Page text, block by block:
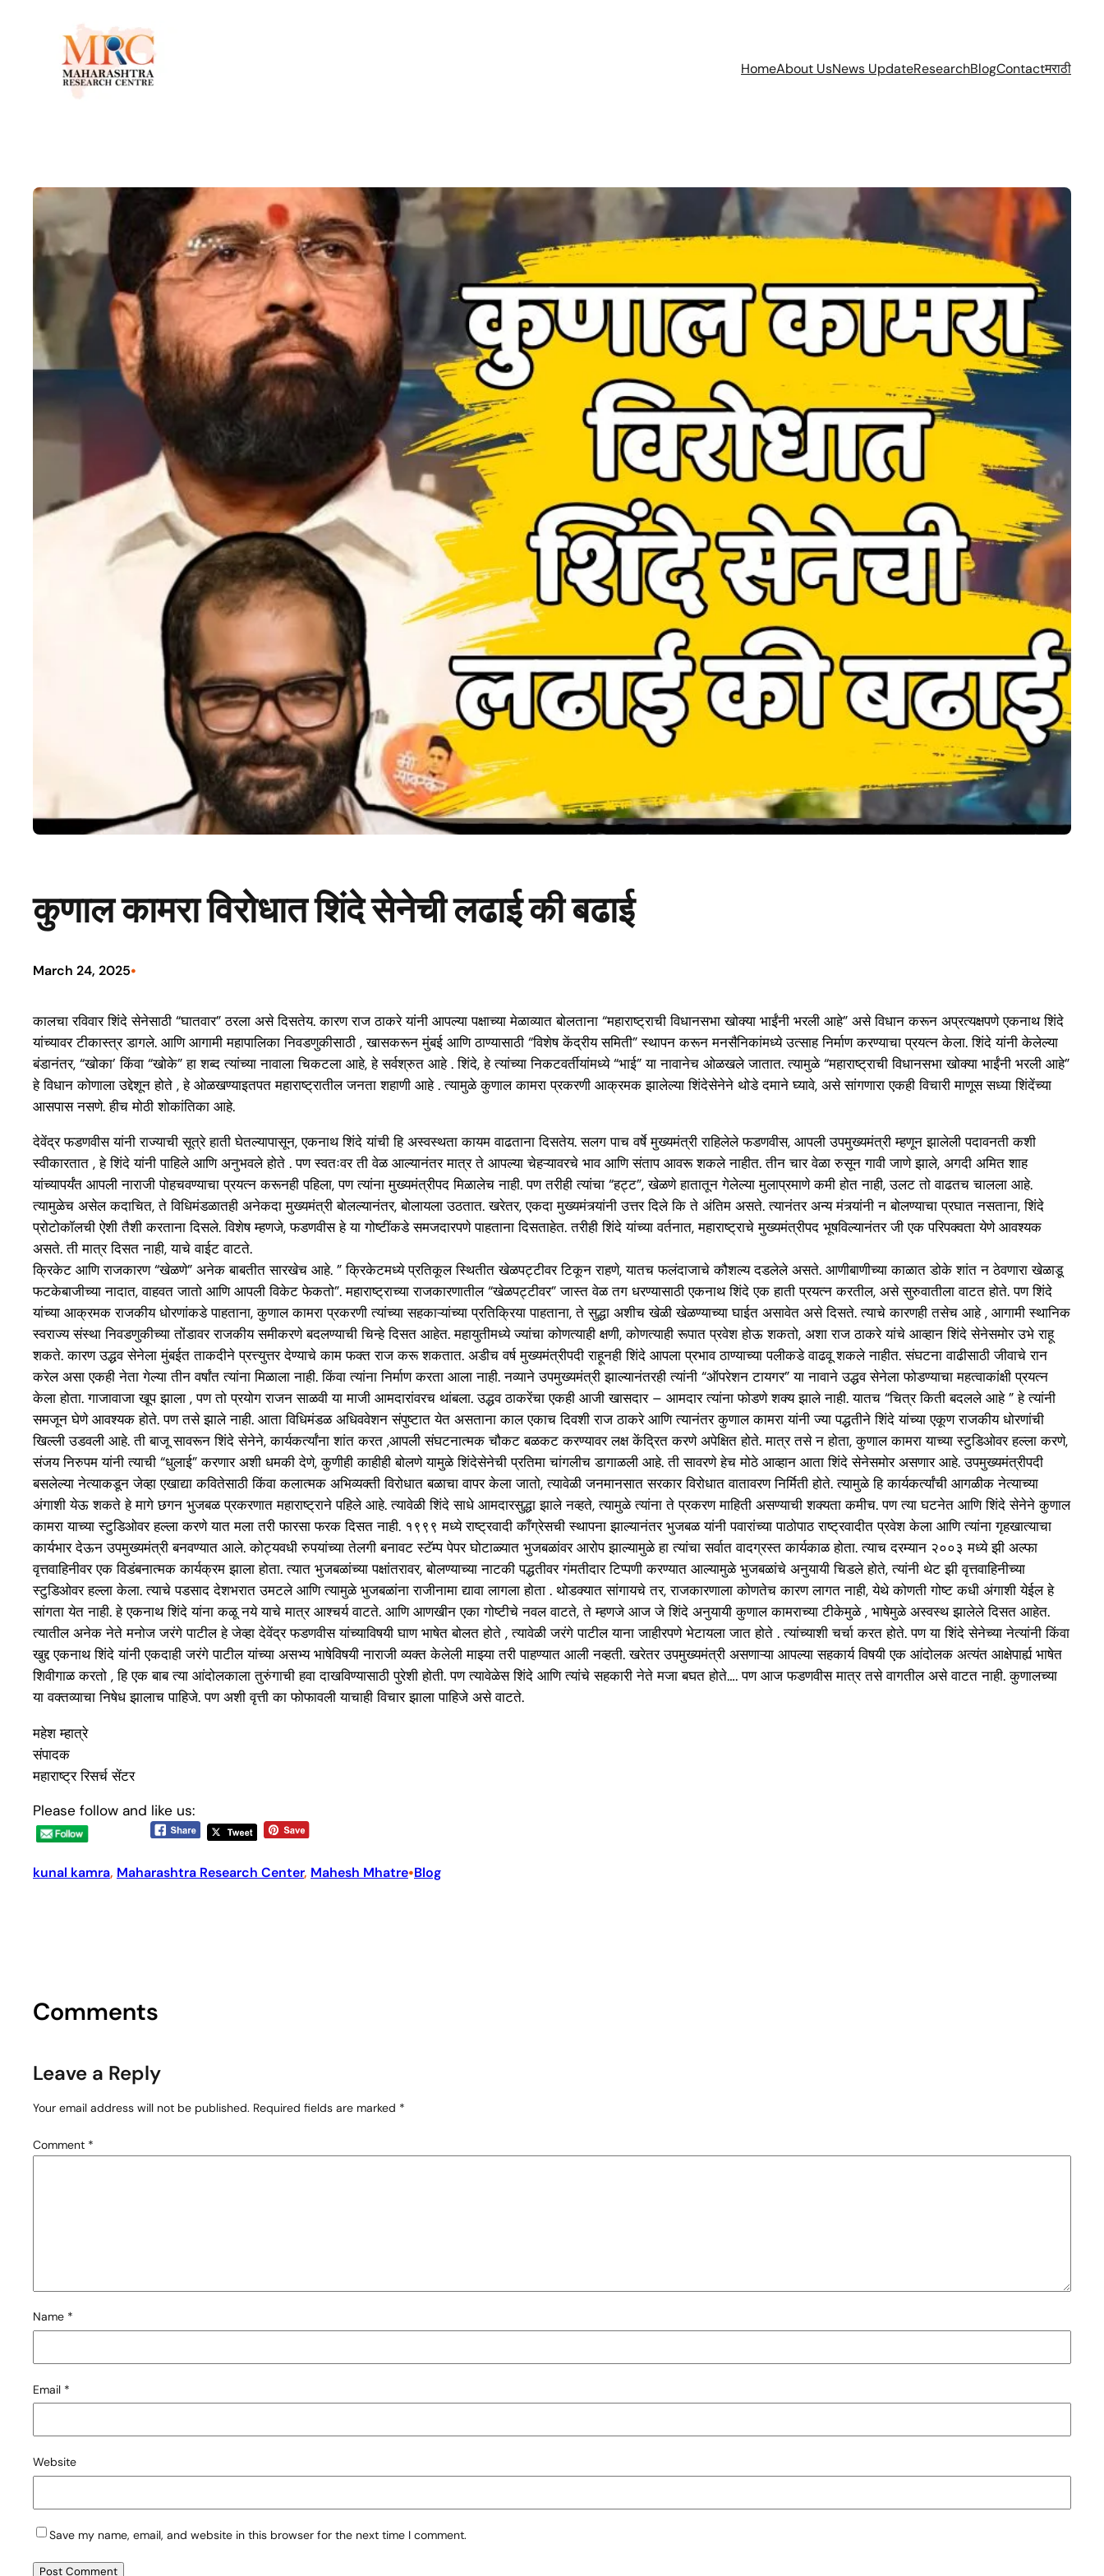
HomeAbout UsNews UpdateResearchBlogContactमराठी
कुणाल कामरा विरोधात शिंदे सेनेची लढाई की बढाई
March 24, 2025•
कालचा रविवार शिंदे सेनेसाठी “घातवार” ठरला असे दिसतेय. कारण राज ठाकरे यांनी आपल्या पक्षाच्या मेळाव्यात बोलताना “महाराष्ट्राची विधानसभा खोक्या भाईंनी भरली आहे” असे विधान करून अप्रत्यक्षपणे एकनाथ शिंदे
यांच्यावर टीकास्त्र डागले. आणि आगामी महापालिका निवडणुकीसाठी , खासकरून मुंबई आणि ठाण्यासाठी “विशेष केंद्रीय समिती” स्थापन करून मनसैनिकांमध्ये उत्साह निर्माण करण्याचा प्रयत्न केला. शिंदे यांनी केलेल्या
बंडानंतर, “खोका’ किंवा “खोके” हा शब्द त्यांच्या नावाला चिकटला आहे, हे सर्वश्रुत आहे . शिंदे, हे त्यांच्या निकटवर्तीयांमध्ये “भाई” या नावानेच ओळखले जातात. त्यामुळे “महाराष्ट्राची विधानसभा खोक्या भाईंनी भरली आहे”
हे विधान कोणाला उद्देशून होते , हे ओळखण्याइतपत महाराष्ट्रातील जनता शहाणी आहे . त्यामुळे कुणाल कामरा प्रकरणी आक्रमक झालेल्या शिंदेसेनेने थोडे दमाने घ्यावे, असे सांगणारा एकही विचारी माणूस सध्या शिंदेंच्या
आसपास नसणे. हीच मोठी शोकांतिका आहे.
देवेंद्र फडणवीस यांनी राज्याची सूत्रे हाती घेतल्यापासून, एकनाथ शिंदे यांची हि अस्वस्थता कायम वाढताना दिसतेय. सलग पाच वर्षे मुख्यमंत्री राहिलेले फडणवीस, आपली उपमुख्यमंत्री म्हणून झालेली पदावनती कशी
स्वीकारतात , हे शिंदे यांनी पाहिले आणि अनुभवले होते . पण स्वतःवर ती वेळ आल्यानंतर मात्र ते आपल्या चेहऱ्यावरचे भाव आणि संताप आवरू शकले नाहीत. तीन चार वेळा रुसून गावी जाणे झाले, अगदी अमित शाह
यांच्यापर्यंत आपली नाराजी पोहचवण्याचा प्रयत्न करूनही पहिला, पण त्यांना मुख्यमंत्रीपद मिळालेच नाही. पण तरीही त्यांचा “हट्ट”, खेळणे हातातून गेलेल्या मुलाप्रमाणे कमी होत नाही, उलट तो वाढतच चालला आहे.
त्यामुळेच असेल कदाचित, ते विधिमंडळातही अनेकदा मुख्यमंत्री बोलल्यानंतर, बोलायला उठतात. खरेतर, एकदा मुख्यमंत्र्यांनी उत्तर दिले कि ते अंतिम असते. त्यानंतर अन्य मंत्र्यांनी न बोलण्याचा प्रघात नसताना, शिंदे
प्रोटोकॉलची ऐशी तैशी करताना दिसले. विशेष म्हणजे, फडणवीस हे या गोष्टींकडे समजदारपणे पाहताना दिसताहेत. तरीही शिंदे यांच्या वर्तनात, महाराष्ट्राचे मुख्यमंत्रीपद भूषविल्यानंतर जी एक परिपक्वता येणे आवश्यक
असते. ती मात्र दिसत नाही, याचे वाईट वाटते.
क्रिकेट आणि राजकारण “खेळणे” अनेक बाबतीत सारखेच आहे. ” क्रिकेटमध्ये प्रतिकूल स्थितीत खेळपट्टीवर टिकून राहणे, यातच फलंदाजाचे कौशल्य दडलेले असते. आणीबाणीच्या काळात डोके शांत न ठेवणारा खेळाडू
फटकेबाजीच्या नादात, वाहवत जातो आणि आपली विकेट फेकतो”. महाराष्ट्राच्या राजकारणातील “खेळपट्टीवर” जास्त वेळ तग धरण्यासाठी एकनाथ शिंदे एक हाती प्रयत्न करतील, असे सुरुवातीला वाटत होते. पण शिंदे
यांच्या आक्रमक राजकीय धोरणांकडे पाहताना, कुणाल कामरा प्रकरणी त्यांच्या सहकाऱ्यांच्या प्रतिक्रिया पाहताना, ते सुद्धा अशीच खेळी खेळण्याच्या घाईत असावेत असे दिसते. त्याचे कारणही तसेच आहे , आगामी स्थानिक
स्वराज्य संस्था निवडणुकीच्या तोंडावर राजकीय समीकरणे बदलण्याची चिन्हे दिसत आहेत. महायुतीमध्ये ज्यांचा कोणत्याही क्षणी, कोणत्याही रूपात प्रवेश होऊ शकतो, अशा राज ठाकरे यांचे आव्हान शिंदे सेनेसमोर उभे राहू
शकते. कारण उद्धव सेनेला मुंबईत ताकदीने प्रत्त्युत्तर देण्याचे काम फक्त राज करू शकतात. अडीच वर्ष मुख्यमंत्रीपदी राहूनही शिंदे आपला प्रभाव ठाण्याच्या पलीकडे वाढवू शकले नाहीत. संघटना वाढीसाठी जीवाचे रान
करेल असा एकही नेता गेल्या तीन वर्षांत त्यांना मिळाला नाही. किंवा त्यांना निर्माण करता आला नाही. नव्याने उपमुख्यमंत्री झाल्यानंतरही त्यांनी “ऑपरेशन टायगर” या नावाने उद्धव सेनेला फोडण्याचा महत्वाकांक्षी प्रयत्न
केला होता. गाजावाजा खूप झाला , पण तो प्रयोग राजन साळवी या माजी आमदारांवरच थांबला. उद्धव ठाकरेंचा एकही आजी खासदार – आमदार त्यांना फोडणे शक्य झाले नाही. यातच “चित्र किती बदलले आहे ” हे त्यांनी
समजून घेणे आवश्यक होते. पण तसे झाले नाही. आता विधिमंडळ अधिववेशन संपुष्टात येत असताना काल एकाच दिवशी राज ठाकरे आणि त्यानंतर कुणाल कामरा यांनी ज्या पद्धतीने शिंदे यांच्या एकूण राजकीय धोरणांची
खिल्ली उडवली आहे. ती बाजू सावरून शिंदे सेनेने, कार्यकर्त्यांना शांत करत ,आपली संघटनात्मक चौकट बळकट करण्यावर लक्ष केंद्रित करणे अपेक्षित होते. मात्र तसे न होता, कुणाल कामरा याच्या स्टुडिओवर हल्ला करणे,
संजय निरुपम यांनी त्याची “धुलाई” करणार अशी धमकी देणे, कुणीही काहीही बोलणे यामुळे शिंदेसेनेची प्रतिमा चांगलीच डागाळली आहे. ती सावरणे हेच मोठे आव्हान आता शिंदे सेनेसमोर असणार आहे. उपमुख्यमंत्रीपदी
बसलेल्या नेत्याकडून जेव्हा एखाद्या कवितेसाठी किंवा कलात्मक अभिव्यक्ती विरोधात बळाचा वापर केला जातो, त्यावेळी जनमानसात सरकार विरोधात वातावरण निर्मिती होते. त्यामुळे हि कार्यकर्त्यांची आगळीक नेत्याच्या
अंगाशी येऊ शकते हे मागे छगन भुजबळ प्रकरणात महाराष्ट्राने पहिले आहे. त्यावेळी शिंदे साधे आमदारसुद्धा झाले नव्हते, त्यामुळे त्यांना ते प्रकरण माहिती असण्याची शक्यता कमीच. पण त्या घटनेत आणि शिंदे सेनेने कुणाल
कामरा याच्या स्टुडिओवर हल्ला करणे यात मला तरी फारसा फरक दिसत नाही. १९९९ मध्ये राष्ट्रवादी काँग्रेसची स्थापना झाल्यानंतर भुजबळ यांनी पवारांच्या पाठोपाठ राष्ट्रवादीत प्रवेश केला आणि त्यांना गृहखात्याचा
कार्यभार देऊन उपमुख्यमंत्री बनवण्यात आले. कोट्यवधी रुपयांच्या तेलगी बनावट स्टॅम्प पेपर घोटाळ्यात भुजबळांवर आरोप झाल्यामुळे हा त्यांचा सर्वात वादग्रस्त कार्यकाळ होता. त्याच दरम्यान २००३ मध्ये झी अल्फा
वृत्तवाहिनीवर एक विडंबनात्मक कार्यक्रम झाला होता. त्यात भुजबळांच्या पक्षांतरावर, बोलण्याच्या नाटकी पद्धतीवर गंमतीदार टिप्पणी करण्यात आल्यामुळे भुजबळांचे अनुयायी चिडले होते, त्यांनी थेट झी वृत्तवाहिनीच्या
स्टुडिओवर हल्ला केला. त्याचे पडसाद देशभरात उमटले आणि त्यामुळे भुजबळांना राजीनामा द्यावा लागला होता . थोडक्यात सांगायचे तर, राजकारणाला कोणतेच कारण लागत नाही, येथे कोणती गोष्ट कधी अंगाशी येईल हे
सांगता येत नाही. हे एकनाथ शिंदे यांना कळू नये याचे मात्र आश्चर्य वाटते. आणि आणखीन एका गोष्टीचे नवल वाटते, ते म्हणजे आज जे शिंदे अनुयायी कुणाल कामराच्या टीकेमुळे , भाषेमुळे अस्वस्थ झालेले दिसत आहेत.
त्यातील अनेक नेते मनोज जरंगे पाटील हे जेव्हा देवेंद्र फडणवीस यांच्याविषयी घाण भाषेत बोलत होते , त्यावेळी जरंगे पाटील याना जाहीरपणे भेटायला जात होते . त्यांच्याशी चर्चा करत होते. पण या शिंदे सेनेच्या नेत्यांनी किंवा
खुद्द एकनाथ शिंदे यांनी एकदाही जरंगे पाटील यांच्या असभ्य भाषेविषयी नाराजी व्यक्त केलेली माझ्या तरी पाहण्यात आली नव्हती. खरेतर उपमुख्यमंत्री असणाऱ्या आपल्या सहकार्य विषयी एक आंदोलक अत्यंत आक्षेपार्ह्य भाषेत
शिवीगाळ करतो , हि एक बाब त्या आंदोलकाला तुरुंगाची हवा दाखविण्यासाठी पुरेशी होती. पण त्यावेळेस शिंदे आणि त्यांचे सहकारी नेते मजा बघत होते…. पण आज फडणवीस मात्र तसे वागतील असे वाटत नाही. कुणालच्या
या वक्तव्याचा निषेध झालाच पाहिजे. पण अशी वृत्ती का फोफावली याचाही विचार झाला पाहिजे असे वाटते.
महेश म्हात्रे
संपादक
महाराष्ट्र रिसर्च सेंटर
Please follow and like us:
kunal kamra, Maharashtra Research Center, Mahesh Mhatre•Blog
Comments
Leave a Reply
Your email address will not be published. Required fields are marked *
Comment *
Name *
Email *
Website
Save my name, email, and website in this browser for the next time I comment.